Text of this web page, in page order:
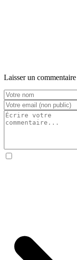
Laisser un commentaire